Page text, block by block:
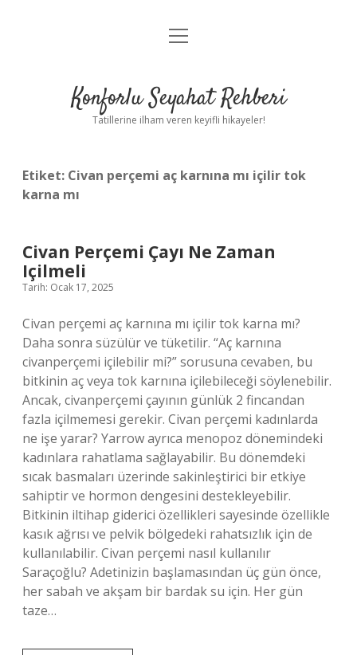
Anasayfa
Yasal Uyarı
menüyü
Konforlu Seyahat Rehberi
Tatillerine ilham veren keyifli hikayeler!
Etiket: Civan perçemi aç karnına mı içilir tok
karna mı
Civan Perçemi Çayı Ne Zaman
Içilmeli
Tarih: Ocak 17, 2025
Civan perçemi aç karnına mı içilir tok karna mı?
Daha sonra süzülür ve tüketilir. “Aç karnına
civanperçemi içilebilir mi?” sorusuna cevaben, bu
bitkinin aç veya tok karnına içilebileceği söylenebilir.
Ancak, civanperçemi çayının günlük 2 fincandan
fazla içilmemesi gerekir. Civan perçemi kadınlarda
ne işe yarar? Yarrow ayrıca menopoz dönemindeki
kadınlara rahatlama sağlayabilir. Bu dönemdeki
sıcak basmaları üzerinde sakinleştirici bir etkiye
sahiptir ve hormon dengesini destekleyebilir.
Bitkinin iltihap giderici özellikleri sayesinde özellikle
kasık ağrısı ve pelvik bölgedeki rahatsızlık için de
kullanılabilir. Civan perçemi nasıl kullanılır
Saraçoğlu? Adetinizin başlamasından üç gün önce,
her sabah ve akşam bir bardak su için. Her gün
taze…